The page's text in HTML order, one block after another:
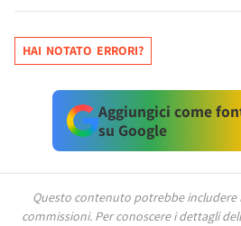
HAI NOTATO ERRORI?
Aggiungici come
su Google
Questo contenuto potrebbe includere
commissioni. Per conoscere i dettagli